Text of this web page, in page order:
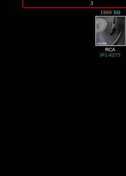
3
1986 SG
RCA
IP1-4275